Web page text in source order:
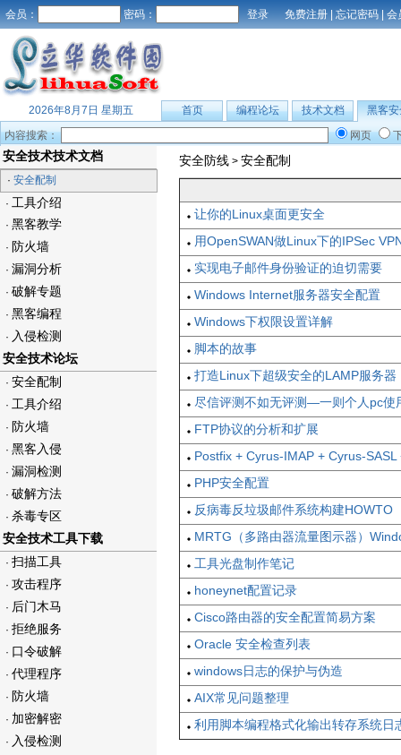
会员： 密码： 免费注册 | 忘记密码 | 会
2026年8月7日 星期五 首页 编程论坛 技术文档
黑客安
内容搜索：
网页
安全技术技术文档
· 安全配制
· 工具介绍
· 黑客教学
· 防火墙
· 漏洞分析
· 破解专题
· 黑客编程
· 入侵检测
安全技术论坛
· 安全配制
· 工具介绍
· 防火墙
· 黑客入侵
· 漏洞检测
· 破解方法
· 杀毒专区
安全技术工具下载
· 扫描工具
· 攻击程序
· 后门木马
· 拒绝服务
· 口令破解
· 代理程序
· 防火墙
· 加密解密
· 入侵检测
安全防线 > 安全配制
让你的Linux桌面更安全
用OpenSWAN做Linux下的IPSec
实现电子邮件身份验证的迫切需要
Windows Internet服务器安全配置
Windows下权限设置详解
脚本的故事
打造Linux下超级安全的LAMP服务器
尽信评测不如无评测—一则个人pc使
FTP协议的分析和扩展
Postfix + Cyrus-IMAP + Cyrus-
PHP安全配置
反病毒反垃圾邮件系统构建HOWTO
MRTG（多路由器流量图示器）
工具光盘制作笔记
honeynet配置记录
Cisco路由器的安全配置简易方案
Oracle 安全检查列表
windows日志的保护与伪造
AIX常见问题整理
利用脚本编程格式化输出转存系统日